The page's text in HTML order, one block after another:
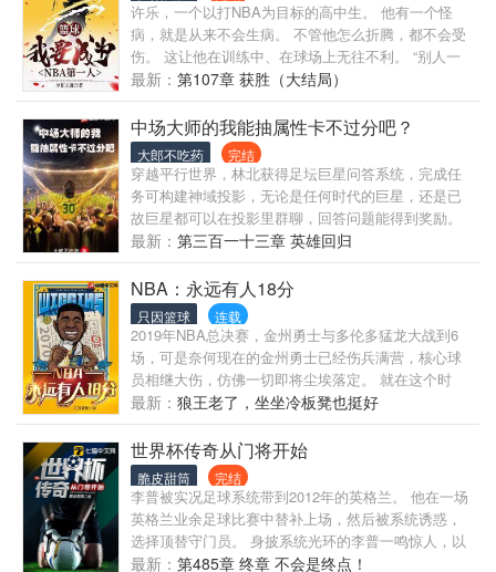
许乐，一个以打NBA为目标的高中生。 他有一个怪
病，就是从来不会生病。 不管他怎么折腾，都不会受
伤。 这让他在训练中、在球场上无往不利。 “别人一
天只能训练8个小时，我能训练16个小时。” “垫我脚？
信不信我把你踩成粉碎性骨折。&rd
最新： 第107章 获胜（大结局）
中场大师的我能抽属性卡不过分吧？
大郎不吃药 完结
穿越平行世界，林北获得足坛巨星问答系统，完成任
务可构建神域投影，无论是任何时代的巨星，还是已
故巨星都可以在投影里群聊，回答问题能得到奖励。
什么？ 速度加成包？射术满级包？传球视野包？ 重回
巅峰卡？ 复活水晶？ C罗：都别强，重回巅峰卡是我
的！ 梅西：重回巅峰我身
最新： 第三百一十三章 英雄回归
NBA：永远有人18分
只因篮球 连载
2019年NBA总决赛，金州勇士与多伦多猛龙大战到6
场，可是奈何现在的金州勇士已经伤兵满营，核心球
员相继大伤，仿佛一切即将尘埃落定。 就在这个时
候，一位来自东方的少年吴星，在最后一节中替补登
场，拿到了那逆转大局的18分。 从此NBA的历史上，
又多了一位传奇的龙国球员。 吴星：和我们
最新： 狼王老了，坐坐冷板凳也挺好
世界杯传奇从门将开始
脆皮甜筒 完结
李普被实况足球系统带到2012年的英格兰。 他在一场
英格兰业余足球比赛中替补上场，然后被系统诱惑，
选择顶替守门员。 身披系统光环的李普一鸣惊人，以
惊人的方式攻破对方大门。 他的表现引起了球探的注
最新： 第485章 终章 不会是终点！